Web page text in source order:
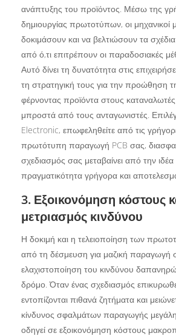
ανάπτυξης του προϊόντος. Μέσω της
δημιουργίας πρωτοτύπων, οι
δοκιμάσουν και να βελτιώσουν τα
από ό,τι επιτρέπουν οι παραδοσιακές
Αυτό δίνει τη δυνατότητα στις
τη στρατηγική τους για την προώθηση
φέρνοντας προϊόντα στους
μπροστά από τους ανταγωνιστές.
Electronic, επωφεληθείτε από τις
πρωτότυπη παραγωγή PCB σας,
σχεδιασμός σας μεταβαίνει από την
πραγματικότητα γρήγορα και
3. Εξοικονόμηση κόστους
μετριασμός κινδύνου
Η δοκιμή και η τελειοποίηση των
από τη δέσμευση για μαζική παραγωγή
ελαχιστοποίηση του κινδύνου
δρόμο. Όταν ένας σχεδιασμός
εντοπίζονται πιθανά ζητήματα και
κίνδυνος σφαλμάτων παραγωγής
οδηγεί σε εξοικονόμηση κόστους